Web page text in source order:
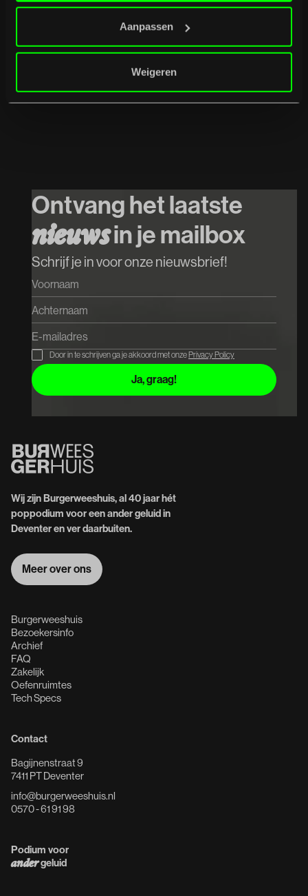
Aanpassen
Weigeren
Koop tickets
Koop tickets
Ontvang het laatste
nieuwsin je mailbox
Schrijf je in voor onze nieuwsbrief!
Door in te schrijven ga je akkoord met onzePrivacy Policy
Wij zijn Burgerweeshuis, al 40 jaar hét
poppodium voor een ander geluid in
Deventer en ver daarbuiten.
Meer over ons
Burgerweeshuis
Bezoekersinfo
Archief
FAQ
Zakelijk
Oefenruimtes
Tech Specs
Contact
Bagijnenstraat 9
7411 PT Deventer
info@burgerweeshuis.nl
0570 - 61 91 98
Podium voor
andergeluid